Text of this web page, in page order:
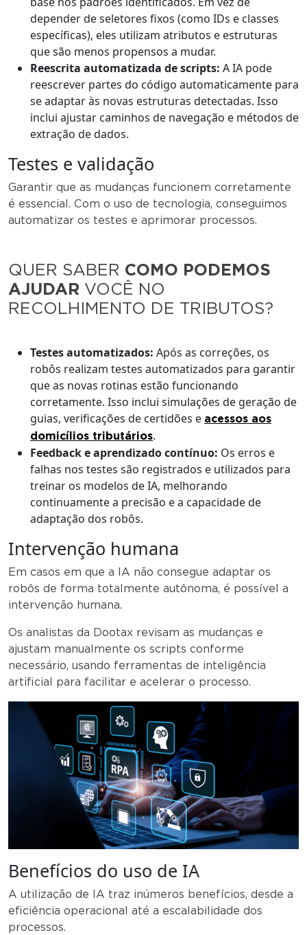
depender de seletores fixos (como IDs e classes
específicas), eles utilizam atributos e estruturas
que são menos propensos a mudar.
Reescrita automatizada de scripts: A IA pode
reescrever partes do código automaticamente para
se adaptar às novas estruturas detectadas. Isso
inclui ajustar caminhos de navegação e métodos de
extração de dados.
Testes e validação
Garantir que as mudanças funcionem corretamente
é essencial. Com o uso de tecnologia, conseguimos
automatizar os testes e aprimorar processos.
QUER SABER COMO PODEMOS
AJUDAR VOCÊ NO
RECOLHIMENTO DE TRIBUTOS?
Testes automatizados: Após as correções, os
robôs realizam testes automatizados para garantir
que as novas rotinas estão funcionando
corretamente. Isso inclui simulações de geração de
guias, verificações de certidões e acessos aos
domicílios tributários.
Feedback e aprendizado contínuo: Os erros e
falhas nos testes são registrados e utilizados para
treinar os modelos de IA, melhorando
continuamente a precisão e a capacidade de
adaptação dos robôs.
Intervenção humana
Em casos em que a IA não consegue adaptar os
robôs de forma totalmente autônoma, é possível a
intervenção humana.
Os analistas da Dootax revisam as mudanças e
ajustam manualmente os scripts conforme
necessário, usando ferramentas de inteligência
artificial para facilitar e acelerar o processo.
Benefícios do uso de IA
A utilização de IA traz inúmeros benefícios, desde a
eficiência operacional até a escalabilidade dos
processos.